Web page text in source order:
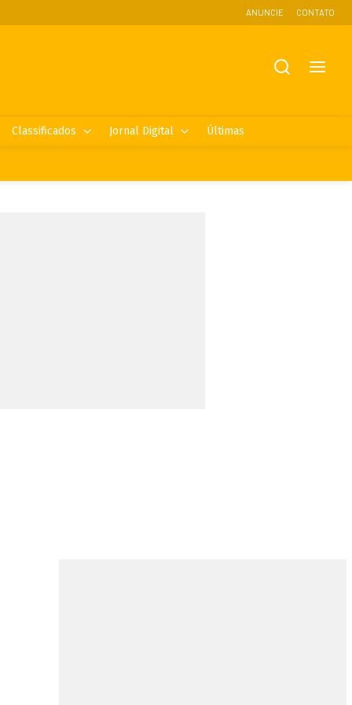
ANUNCIE CONTATO
Classificados Jornal Digital Últimas